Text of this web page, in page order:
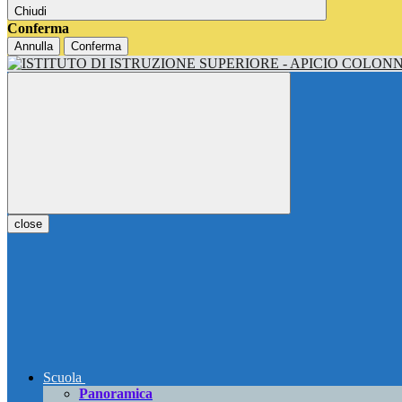
Chiudi
Conferma
Annulla Conferma
close
Scuola
Panoramica